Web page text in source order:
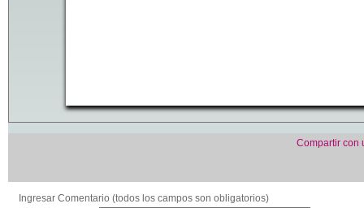
Compartir con
Ingresar Comentario (todos los campos son obligatorios)